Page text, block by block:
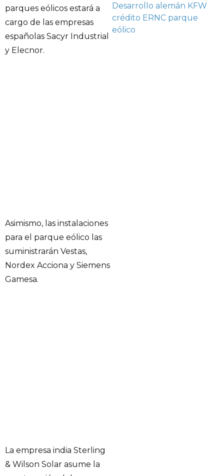
parques eólicos estará a
cargo de las empresas
españolas Sacyr Industrial
y Elecnor.
Asimismo, las instalaciones
para el parque eólico las
suministrarán Vestas,
Nordex Acciona y Siemens
Gamesa.
La empresa india Sterling
& Wilson Solar asume la
Desarrollo alemán KFW
crédito ERNC parque
eólico